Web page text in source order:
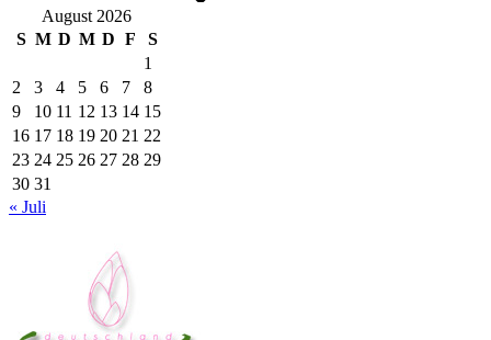
August 2026
S M D M D F
S
1
2
3 4 5 6 7
8
9
10 11 12 13 14 15
16 17 18 19 20 21 22
23 24 25 26 27 28 29
30 31
« Juli